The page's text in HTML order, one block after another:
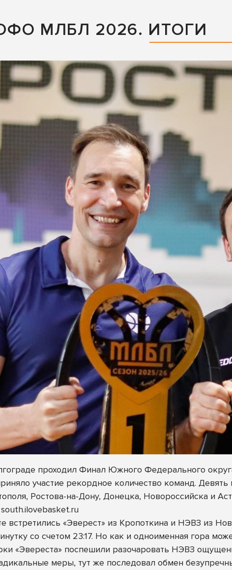
МЛБЛ 2026. ИТОГИ
проходил Финал Южного Федерального
участие рекордное количество команд.
Ростова-на-Дону, Донецка, Новороссийска и
встретились «Эверест» из Кропоткина и НЭВЗ из
со счетом 23:17. Но как и одноименная гора
«Эвереста» поспешили разочаровать НЭВЗ
меры, тут же последовал обмен